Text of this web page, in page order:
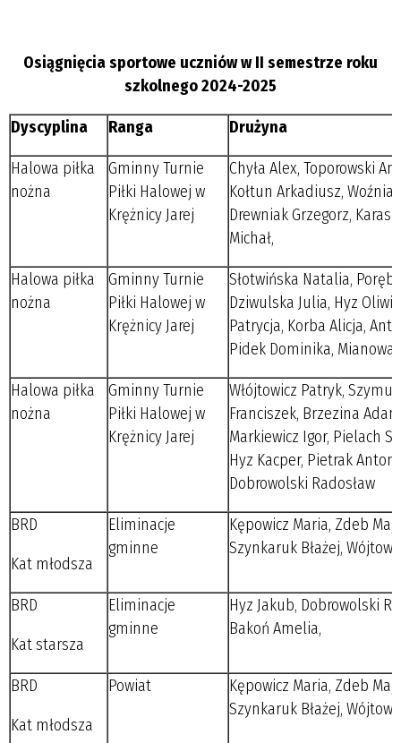
Osiągnięcia sportowe uczniów w II semestrze roku
szkolnego 2024-2025
Dyscyplina Ranga Drużyna
Halowa piłka
nożna
Gminny Turnie
Piłki Halowej w
Krężnicy Jarej
Chyła Alex, Toporowski
Kołtun Arkadiusz,
Drewniak Grzegorz,
Michał,
Halowa piłka
nożna
Gminny Turnie
Piłki Halowej w
Krężnicy Jarej
Słotwińska Natalia,
Dziwulska Julia, Hyz
Patrycja, Korba Alicja,
Pidek Dominika,
Halowa piłka
nożna
Gminny Turnie
Piłki Halowej w
Krężnicy Jarej
Włójtowicz Patryk, Szymuś
Franciszek, Brzezina
Markiewicz Igor, Pielach
Hyz Kacper, Pietrak Antoni,
Dobrowolski Radosław
BRD
Kat młodsza
Eliminacje
gminne
Kępowicz Maria, Zdeb
Szynkaruk Błażej,
BRD
Kat starsza
Eliminacje
gminne
Hyz Jakub, Dobrowolski
Bakoń Amelia,
BRD
Kat młodsza
Powiat
Kępowicz Maria, Zdeb
Szynkaruk Błażej,